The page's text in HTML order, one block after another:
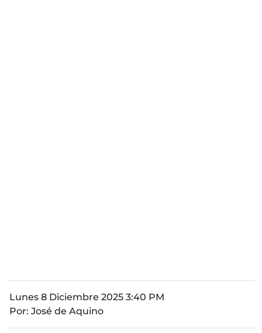
Lunes 8 Diciembre 2025 3:40 PM
Por: José de Aquino